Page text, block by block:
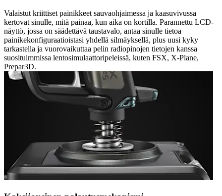
Valaistut kriittiset painikkeet sauvaohjaimessa ja kaasuvivussa
kertovat sinulle, mitä painaa, kun aika on kortilla. Parannettu LCD-
näyttö, jossa on säädettävä taustavalo, antaa sinulle tietoa
painikekonfiguraatioistasi yhdellä silmäyksellä, plus uusi kyky
tarkastella ja vuorovaikuttaa pelin radiopinojen tietojen kanssa
suosituimmissa lentosimulaattoripeleissä, kuten FSX, X-Plane,
Prepar3D.